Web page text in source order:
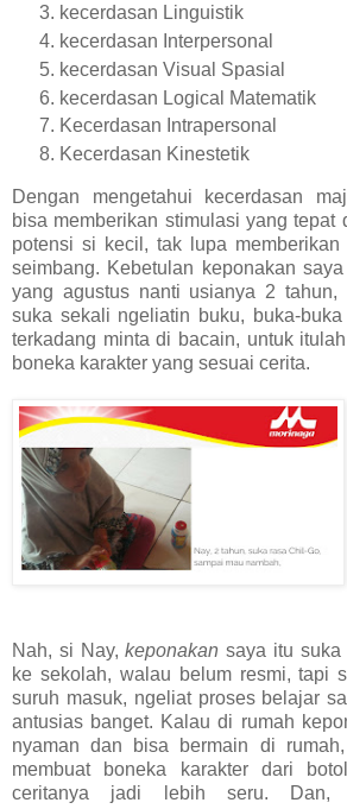
kecerdasan Linguistik
kecerdasan Interpersonal
kecerdasan Visual Spasial
kecerdasan Logical Matematik
Kecerdasan Intrapersonal
Kecerdasan Kinestetik
Dengan mengetahui kecerdasan
bisa memberikan stimulasi yang tepat
potensi si kecil, tak lupa
seimbang. Kebetulan keponakan
yang agustus nanti usianya 2
suka sekali ngeliatin buku, buka-
terkadang minta di bacain, untuk
boneka karakter yang sesuai cerita.
Nah, si Nay,keponakan saya itu suka
ke sekolah, walau belum resmi, tapi
suruh masuk, ngeliat proses belajar
antusias banget. Kalau di rumah
nyaman dan bisa bermain di
membuat boneka karakter dari
ceritanya jadi lebih seru. Dan,